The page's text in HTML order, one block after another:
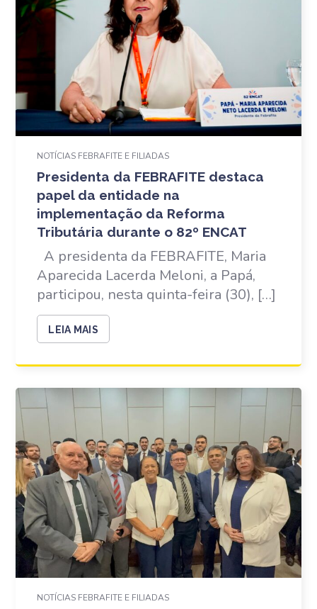
NOTÍCIAS FEBRAFITE E FILIADAS
Presidenta da FEBRAFITE destaca
papel da entidade na
implementação da Reforma
Tributária durante o 82º ENCAT
A presidenta da FEBRAFITE, Maria
Aparecida Lacerda Meloni, a Papá,
participou, nesta quinta-feira (30), […]
LEIA MAIS
NOTÍCIAS FEBRAFITE E FILIADAS